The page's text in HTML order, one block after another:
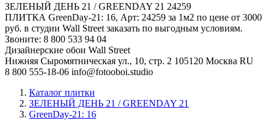
ЗЕЛЕНЫЙ ДЕНЬ 21 / GREENDAY 21 24259
ПЛИТКА GreenDay-21: 16, Арт: 24259 за 1м2 по цене от 3000
руб. в студии Wall Street заказать по выгодным условиям.
Звоните: 8 800 533 94 04
Дизайнерские обои Wall Street
Нижняя Сыромятническая ул., 10, стр. 2 105120 Москва RU
8 800 555-18-06 info@fotooboi.studio
Каталог плитки
ЗЕЛЕНЫЙ ДЕНЬ 21 / GREENDAY 21
GreenDay-21: 16